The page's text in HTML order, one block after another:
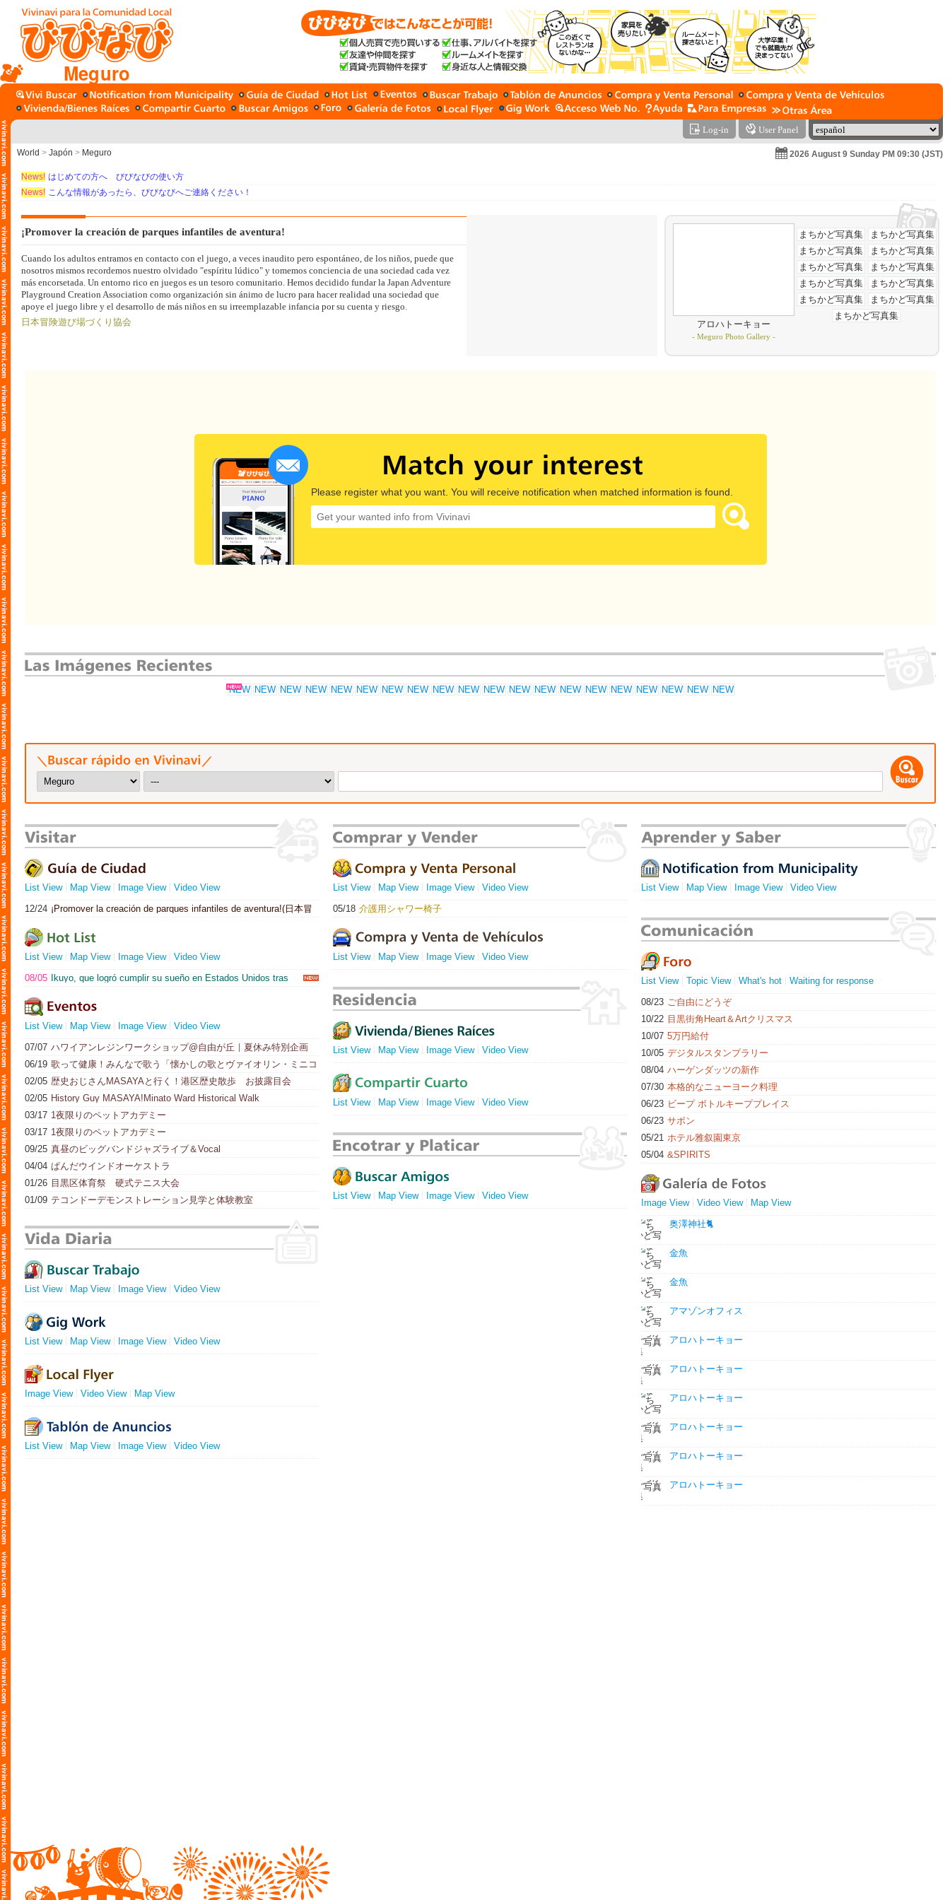
Meguro
Log-in User Panel
World > Japón > Meguro 2026 August 9 Sunday PM 09:30 (JST)
News! はじめての方へ びびなびの使い方
News! こんな情報があったら、びびなびへご連絡ください！
¡Promover la creación de parques infantiles de aventura!
Cuando los adultos entramos en contacto con el juego, a veces inaudito pero espontáneo, de los niños, puede que
nosotros mismos recordemos nuestro olvidado "espíritu lúdico" y tomemos conciencia de una sociedad cada vez
más encorsetada. Un entorno rico en juegos es un tesoro comunitario. Hemos decidido fundar la Japan Adventure
Playground Creation Association como organización sin ánimo de lucro para hacer realidad una sociedad que
apoye el juego libre y el desarrollo de más niños en su irreemplazable infancia por su cuenta y riesgo.
日本冒険遊び場づくり協会
アロハトーキョー
- Meguro Photo Gallery -
Please register what you want. You will receive notification when matched information is found.
List View Map View Image View
Video View
12/24 ¡Promover la creación de parques infantiles de aventura!(日本冒
List View Map View Image View
Video View
08/05
Ikuyo, que logró cumplir su sueño en Estados Unidos tras
éxito milagroso» (Shu Kaneko)
List View Map View Image View
Video View
07/07 ハワイアンレジンワークショップ@自由が丘｜夏休み特別企画
06/19 歌って健康！みんなで歌う「懐かしの歌とヴァイオリン・ミニコ
ンサート」
02/05 歴史おじさんMASAYAと行く！港区歴史散歩 お披露目会
02/05 History Guy MASAYA!Minato Ward Historical Walk
03/17 1夜限りのペットアカデミー
03/17 1夜限りのペットアカデミー
09/25 真昼のビッグバンドジャズライブ＆Vocal
04/04 ぱんだウインドオーケストラ
01/26 目黒区体育祭 硬式テニス大会
01/09 テコンドーデモンストレーション見学と体験教室
List View Map View Image View Video View
List View Map View Image View Video View
Image View Video View Map View
List View Map View Image View Video View
List View Map View Image View
Video View
05/18 介護用シャワー椅子
List View Map View Image View Video View
List View Map View Image View Video View
List View Map View Image View Video View
List View Map View Image View Video View
List View Map View Image View Video View
List View Topic View What's hot
Waiting for response
08/23 ご自由にどうぞ
10/22 目黒街角Heart＆Artクリスマス
10/07 5万円給付
10/05 デジタルスタンプラリー
08/04 ハーゲンダッツの新作
07/30 本格的なニューヨーク料理
06/23 ビープ ボトルキーププレイス
06/23 サボン
05/21 ホテル雅叙園東京
05/04 &SPIRITS
Image View Video View
Map View
奥澤神社🐈
金魚
金魚
アマゾンオフィス
アロハトーキョー
アロハトーキョー
アロハトーキョー
アロハトーキョー
アロハトーキョー
アロハトーキョー